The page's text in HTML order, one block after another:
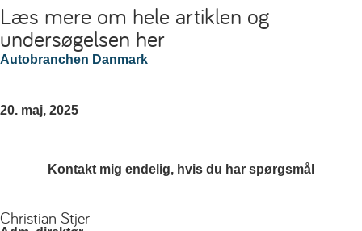
Læs mere om hele artiklen og
undersøgelsen her
Autobranchen Danmark
20. maj, 2025
Kontakt mig endelig, hvis du har spørgsmål
Christian Stjer